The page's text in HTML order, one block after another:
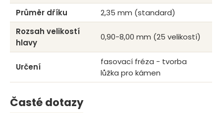
Průměr dříku
2,35 mm (standard)
Rozsah velikostí
hlavy
0,90-8,00 mm (25 velikostí)
Určení
fasovací fréza - tvorba
lůžka pro kámen
Časté dotazy